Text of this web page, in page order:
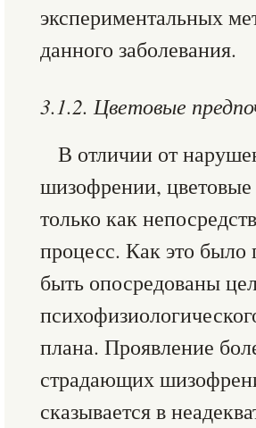
экспериментальных
данного заболевания.
3.1.2. Цветовые
В отличии от
шизофрении, цветовые
только как
процесс. Как это было
быть опосредованы
плана. Проявление
страдающих
сказывается в